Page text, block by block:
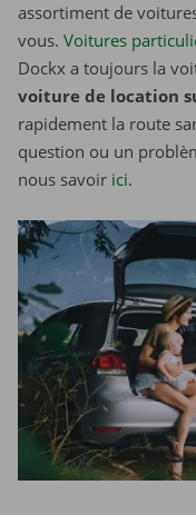
assortiment de
vous. Voitures
Dockx a toujours la
voiture de location
rapidement la route
question ou un
nous savoir ici.